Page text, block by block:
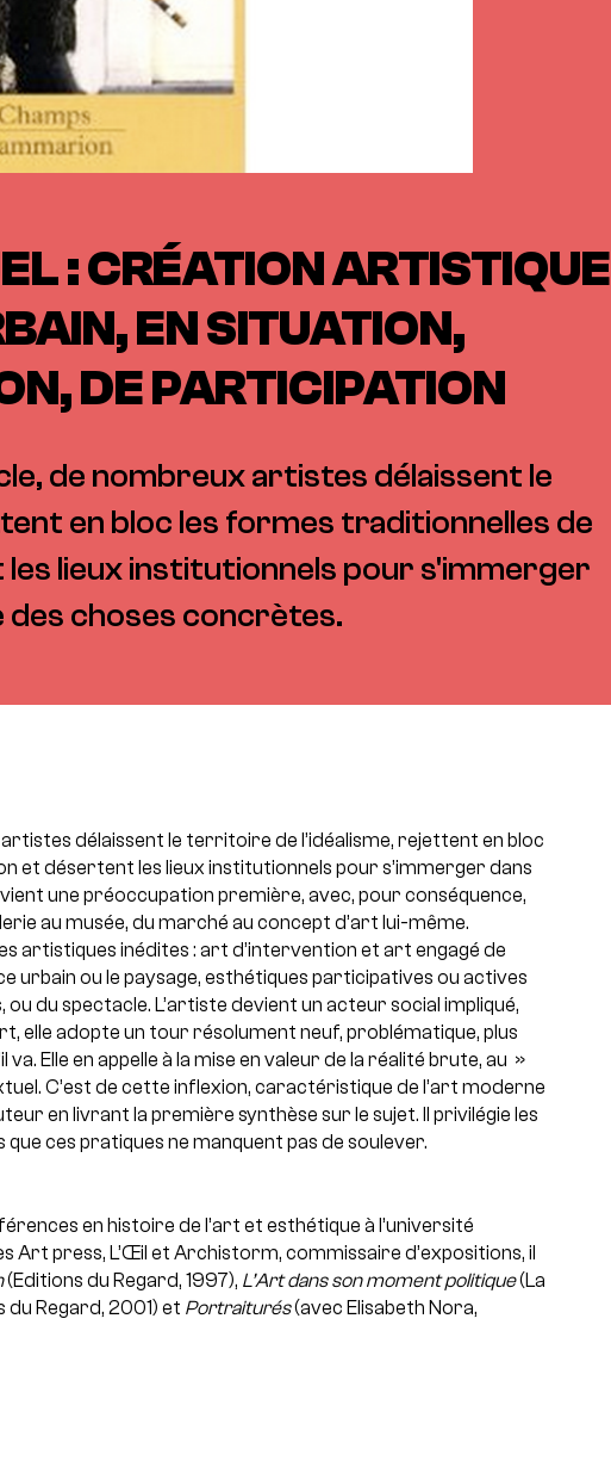
: CRÉATION ARTISTIQUE
EN SITUATION,
DE PARTICIPATION
de nombreux artistes délaissent le
en bloc les formes traditionnelles de
lieux institutionnels pour s'immerger
des choses concrètes.
délaissent le territoire de l’idéalisme, rejettent en bloc
et désertent les lieux institutionnels pour s’immerger dans
une préoccupation première, avec, pour conséquence,
au musée, du marché au concept d’art lui-même.
artistiques inédites : art d’intervention et art engagé de
urbain ou le paysage, esthétiques participatives ou actives
ou du spectacle. L’artiste devient un acteur social impliqué,
elle adopte un tour résolument neuf, problématique, plus
Elle en appelle à la mise en valeur de la réalité brute, au »
C’est de cette inflexion, caractéristique de l’art moderne
en livrant la première synthèse sur le sujet. Il privilégie les
ces pratiques ne manquent pas de soulever.
en histoire de l’art et esthétique à l’université
Art press, L’Œil et Archistorm, commissaire d’expositions, il
(Editions du Regard, 1997), L’Art dans son moment politique(La
du Regard, 2001) et Portraiturés(avec Elisabeth Nora,